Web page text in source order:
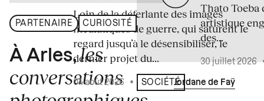
PARTENAIRE CURIOSITÉ
À Arles,les
conversations
Loin de la déferlante des images
médiatiques de guerre, qui saturent le
regard jusqu’à le désensibiliser, le
dernier projet du...
04 août 2026 • Écrit par Jordane de Faÿ
SOCIÉTÉ
Thato Toeba
artistique
des...
30 juillet 2026